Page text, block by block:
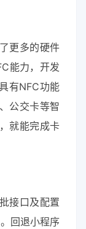
更多的硬件
能力，开发
有NFC功能
公交卡等智
就能完成卡
接口及配置
回退小程序